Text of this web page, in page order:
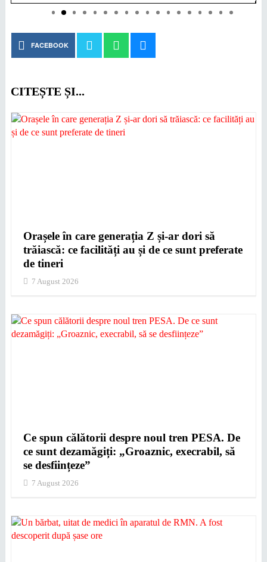
FACEBOOK
CITEȘTE ȘI...
Orașele în care generația Z și-ar dori să
trăiască: ce facilități au și de ce sunt preferate
de tineri
7 August 2026
Ce spun călătorii despre noul tren PESA. De
ce sunt dezamăgiți: „Groaznic, execrabil, să
se desființeze”
7 August 2026